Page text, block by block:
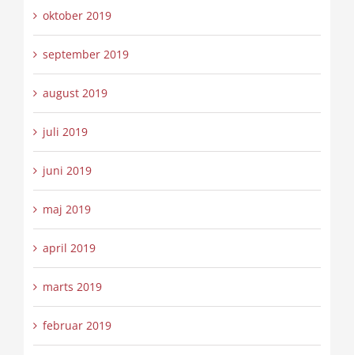
oktober 2019
september 2019
august 2019
juli 2019
juni 2019
maj 2019
april 2019
marts 2019
februar 2019